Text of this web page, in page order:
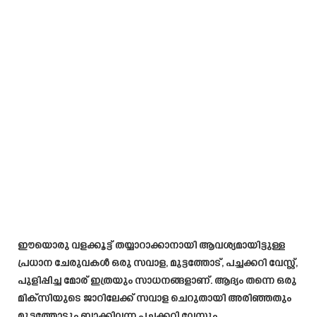
ഈയൊരു വളക്കൂട്ട് തയ്യാറാക്കാനായി ആവശ്യമായിട്ടുള്ള
പ്രധാന ചേരുവകൾ ഒരു സവാള, മുട്ടത്തോട്, പച്ചക്കറി വേസ്റ്റ്,
പുളിപ്പിച്ച മോര് ഇത്രയും സാധനങ്ങളാണ്. ആദ്യം തന്നെ ഒരു
മിക്സിയുടെ ജാറിലേക്ക് സവാള ചെറുതായി അരിഞ്ഞതും